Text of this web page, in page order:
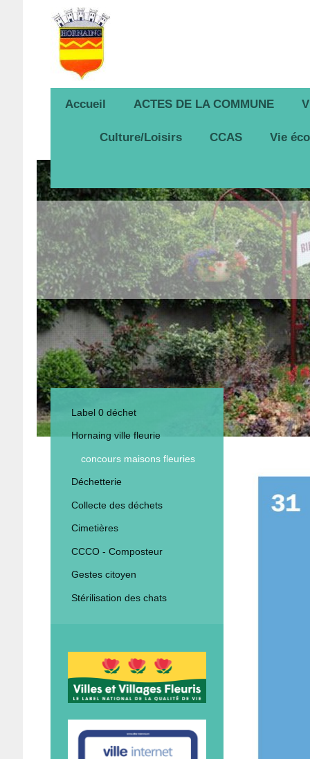
Accueil ACTES DE LA COMMUNE
Culture/Loisirs CCAS Vie
Label 0 déchet
Hornaing ville fleurie
concours maisons fleuries
Déchetterie
Collecte des déchets
Cimetières
CCCO - Composteur
Gestes citoyen
Stérilisation des chats